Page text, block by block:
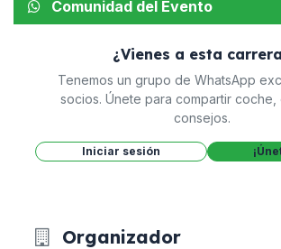
Comunidad del Evento
¿Vienes a esta
Tenemos un grupo de WhatsApp
socios. Únete para compartir coche,
consejos.
Iniciar sesión
Organizador